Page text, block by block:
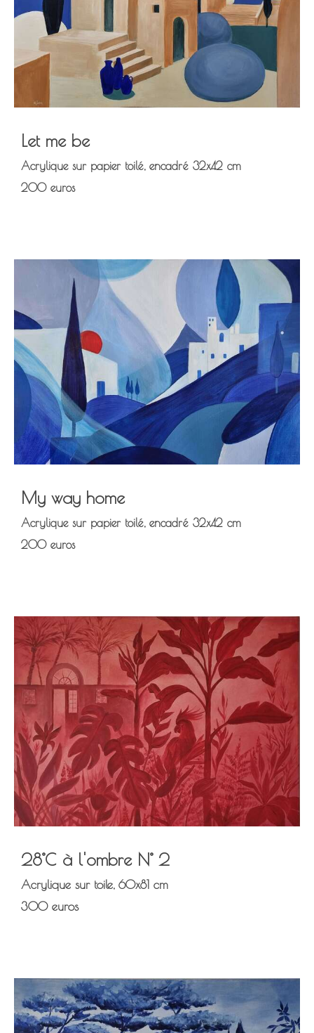
Let me be
Acrylique sur papier toilé, encadré 32x42 cm
200 euros
My way home
Acrylique sur papier toilé, encadré 32x42 cm
200 euros
28°C à l'ombre N° 2
Acrylique sur toile, 60x81 cm
300 euros